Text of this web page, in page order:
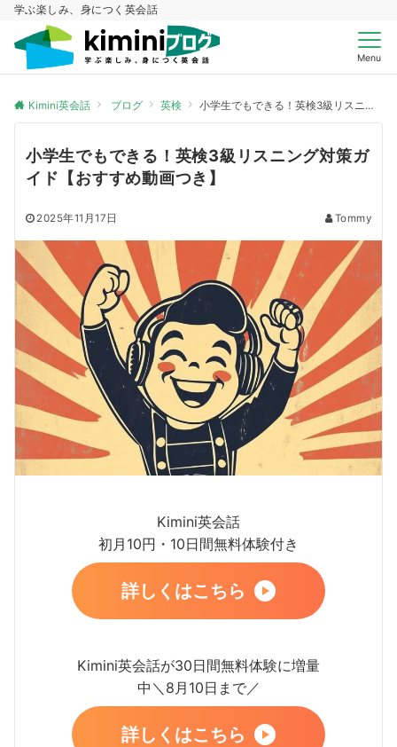
学ぶ楽しみ、身につく英会話
Menu
Kimini英会話 ブログ 英検 小学生でもできる！英検3級リスニング対策ガイド【おすすめ動画つき】
小学生でもできる！英検3級リスニング対策ガ
イド【おすすめ動画つき】
2025年11月17日 Tommy
Kimini英会話
初月10円・10日間無料体験付き
詳しくはこちら
Kimini英会話が30日間無料体験に増量
中＼8月10日まで／
詳しくはこちら